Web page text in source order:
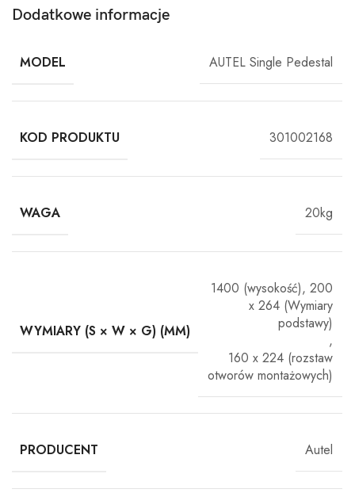
Dodatkowe informacje
MODEL AUTEL Single Pedestal
KOD PRODUKTU 301002168
WAGA 20kg
WYMIARY (S × W × G) (MM)
1400 (wysokość), 200
x 264 (Wymiary
podstawy)
,
160 x 224 (rozstaw
otworów montażowych)
PRODUCENT Autel